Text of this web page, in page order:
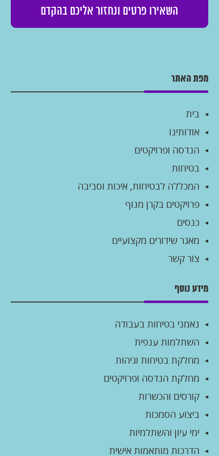
מפת האתר
בית
אודותינו
הנדסה ופרויקטים
בטיחות
המכללה לבטיחות, איכות וסביבה
פרויקטים בקרן מנוף
כנסים
מאגר שידורים מקצועיים
צור קשר
מידע נוסף
נאמני בטיחות בעבודה
השתלמות ענפית
מחלקת בטיחות וגיהות
מחלקת הנדסה ופרויקטים
קורסים והכשרות
ביצוע הסמכות
ימי עיון והשתלמיות
הדרכות מותאמות אישית